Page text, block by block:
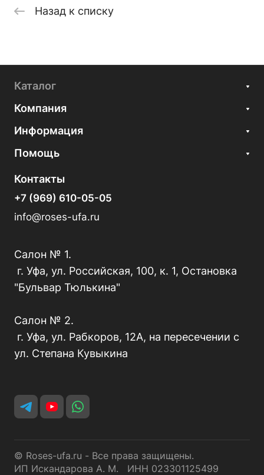
Назад к списку
Каталог
Компания
Информация
Помощь
Контакты
+7 (969) 610-05-05
info@roses-ufa.ru
Салон № 1.
г. Уфа, ул. Российская, 100, к. 1, Остановка
"Бульвар Тюлькина"
Салон № 2.
г. Уфа, ул. Рабкоров, 12А, на пересечении с
ул. Степана Кувыкина
© Roses-ufa.ru - Все права защищены.
ИП Искандарова А. М. ИНН 023301125499